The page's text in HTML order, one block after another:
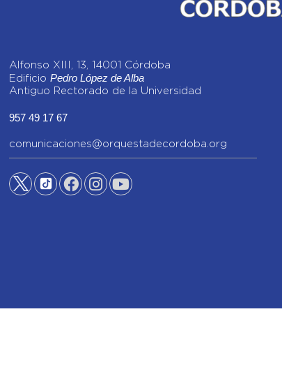
Alfonso XIII, 13, 14001 Córdoba
EdificioPedro López de Alba
Antiguo Rectorado de la Universidad
957 49 17 67
comunicaciones@orquestadecordoba.org